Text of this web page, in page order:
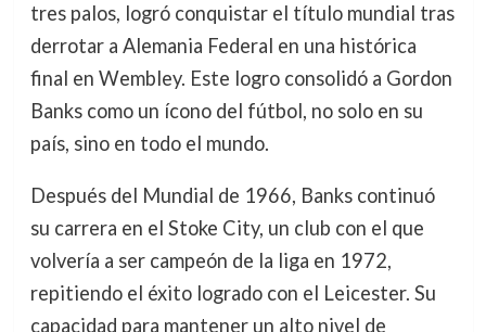
tres palos, logró conquistar el título mundial tras
derrotar a Alemania Federal en una histórica
final en Wembley. Este logro consolidó a Gordon
Banks como un ícono del fútbol, no solo en su
país, sino en todo el mundo.
Después del Mundial de 1966, Banks continuó
su carrera en el Stoke City, un club con el que
volvería a ser campeón de la liga en 1972,
repitiendo el éxito logrado con el Leicester. Su
capacidad para mantener un alto nivel de